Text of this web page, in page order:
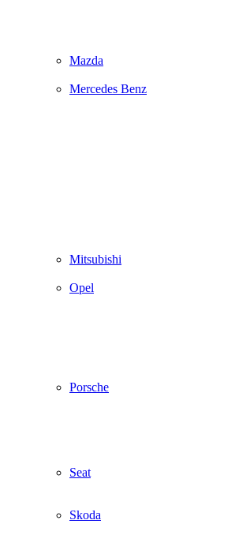
Mazda
Mercedes Benz
Mitsubishi
Opel
Porsche
Seat
Skoda